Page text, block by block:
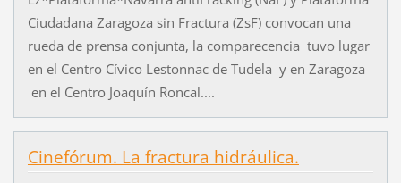
Ciudadana Zaragoza sin Fractura (ZsF) convocan una
rueda de prensa conjunta, la comparecencia tuvo lugar
en el Centro Cívico Lestonnac de Tudela y en Zaragoza
en el Centro Joaquín Roncal....
Cinefórum. La fractura hidráulica.